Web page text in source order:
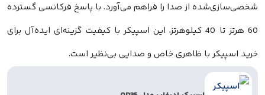
از صدا را فراهم می‌آورد. با پاسخ فرکانسی گسترده
60 هرتز تا 40 کیلوهرتز، این اسپیکر با کیفیت گزینه‌ای ایده‌آل برای
با ظاهری خاص و صدایی بی‌نظیر است.